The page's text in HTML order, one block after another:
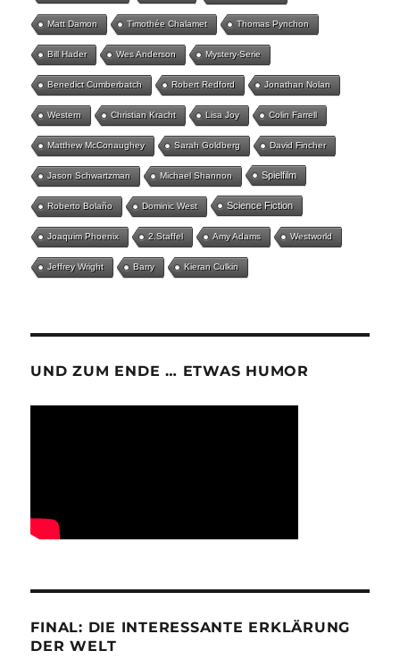
Matt Damon Timothée Chalamet Thomas Pynchon
Bill Hader Wes Anderson Mystery-Serie
Benedict Cumberbatch Robert Redford Jonathan Nolan
Western Christian Kracht Lisa Joy Colin Farrell
Matthew McConaughey Sarah Goldberg David Fincher
Jason Schwartzman Michael Shannon Spielfilm
Roberto Bolaño Dominic West Science Fiction
Joaquim Phoenix 2.Staffel Amy Adams Westworld
Jeffrey Wright Barry Kieran Culkin
UND ZUM ENDE … ETWAS HUMOR
FINAL: DIE INTERESSANTE ERKLÄRUNG
DER WELT